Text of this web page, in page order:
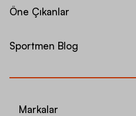
Öne Çıkanlar
Sportmen Blog
Markalar